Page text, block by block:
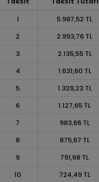
1
5.987,52 TL
2
2.993,76 TL
3
2.135,55 TL
4
1.631,60 TL
5
1.329,23 TL
6
1.127,65 TL
7
983,66 TL
8
875,67 TL
9
791,68 TL
10
724,49 TL